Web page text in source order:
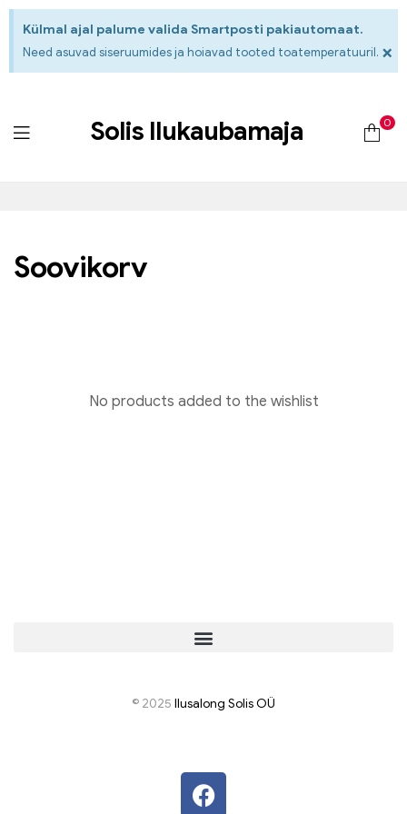
Külmal ajal palume valida Smartposti pakiautomaat.
Need asuvad siseruumides ja hoiavad tooted toatemperatuuril. ×
Solis Ilukaubamaja 0
Soovikorv
No products added to the wishlist
© 2025 Ilusalong Solis OÜ